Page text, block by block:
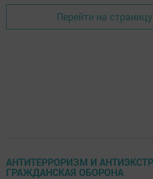
Перейти на
АНТИТЕРРОРИЗМ И
ГРАЖДАНСКАЯ ОБОРОНА